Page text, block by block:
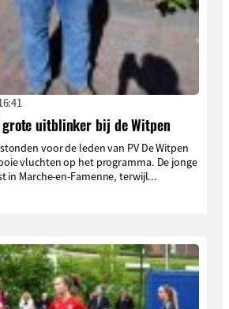
grote uitblinker bij de Witpen
voor de leden van PV De Witpen
vluchten op het programma. De jonge
in Marche-en-Famenne, terwijl...